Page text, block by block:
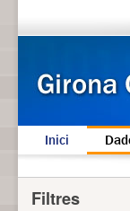
Inici
Filtres